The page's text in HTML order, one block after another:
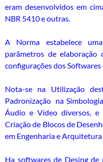
eram desenvolvidos em
NBR 5410 e outras.
A Norma estabelece
parãmetros de
configurações dos Softwares
Nota-se na Utilização
Padronização na
Áudio e Vídeo diversos, e
Criação de Blocos de
em Engenharia e
Ha softwares de Desing